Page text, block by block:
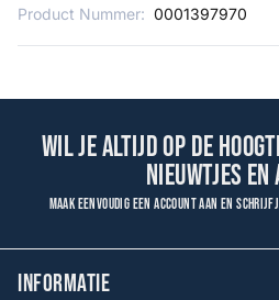
Product Nummer: 0001397970
Wil je altijd op de
nieuwtjes en
Maak eenvoudig een account aan en
INFORMATIE